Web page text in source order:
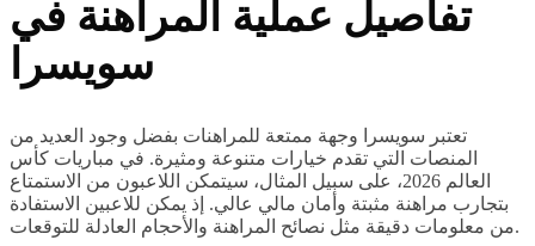
تفاصيل عملية المراهنة في
سويسرا
تعتبر سويسرا وجهة ممتعة للمراهنات بفضل وجود العديد من
المنصات التي تقدم خيارات متنوعة ومثيرة. في مباريات كأس
العالم 2026، على سبيل المثال، سيتمكن اللاعبون من الاستمتاع
بتجارب مراهنة مثبتة وأمان مالي عالي. إذ يمكن للاعبين الاستفادة
من معلومات دقيقة مثل نصائح المراهنة والأحجام العادلة للتوقعات.